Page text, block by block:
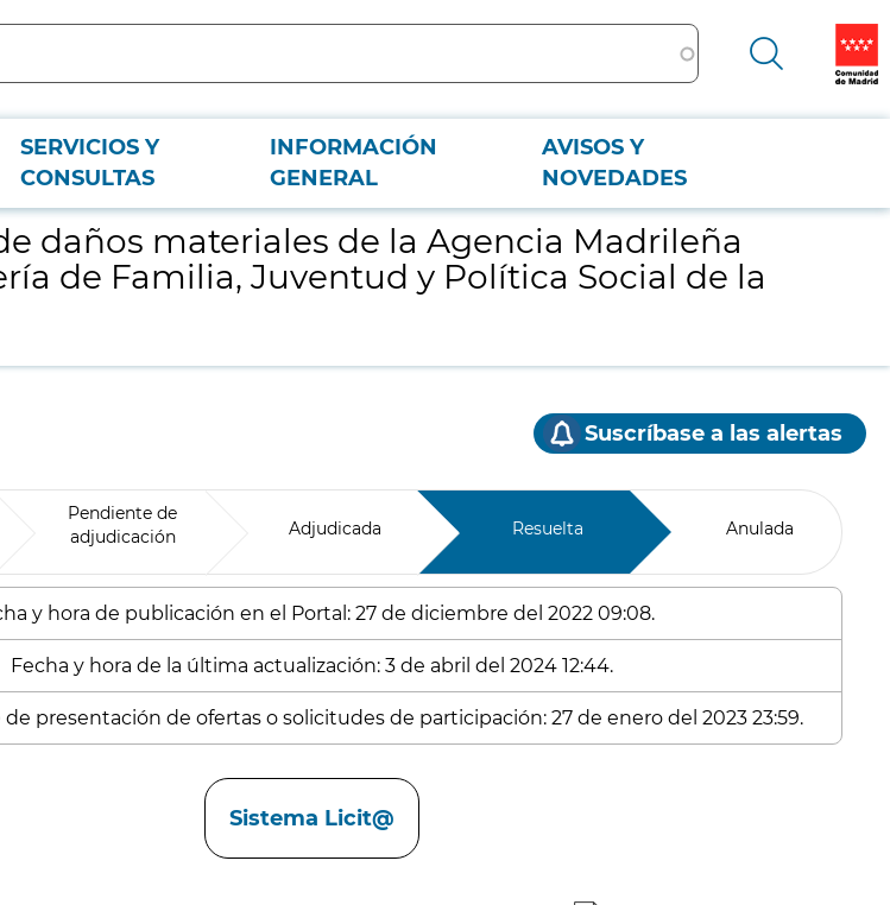
SERVICIOS Y
CONSULTAS
INFORMACIÓN
GENERAL
AVISOS Y
NOVEDADES
Tutela de Adultos de la Consejería de Familia, Juventud y Política Social de la Comunidad de Madrid
daños materiales de la Agencia Madrileña
de Familia, Juventud y Política Social de la
Suscríbase a las alertas
Pendiente de
adjudicación
Adjudicada Resuelta Anulada
y hora de publicación en el Portal: 27 de diciembre del 2022 09:08.
Fecha y hora de la última actualización: 3 de abril del 2024 12:44.
presentación de ofertas o solicitudes de participación: 27 de enero del 2023 23:59.
Sistema Licit@